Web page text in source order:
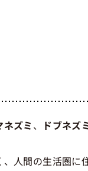
ネズミ、 ドブネズ
人間の生活圏に